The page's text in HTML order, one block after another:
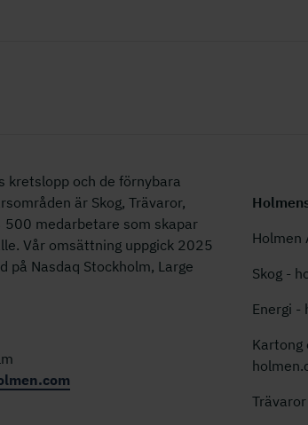
kretslopp och de förnybara
är Skog, Trävaror,
500 medarbetare som skapar
Vår omsättning uppgick 2025
Nasdaq Stockholm, Large
Holmen
Skog -
Energi -
Kartong